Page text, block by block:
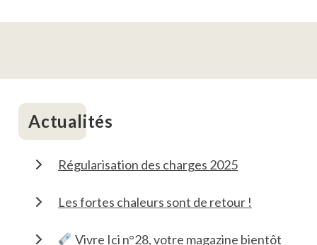
Actualités
Régularisation des charges 2025
Les fortes chaleurs sont de retour !
Vivre Ici n°28, votre magazine bientôt